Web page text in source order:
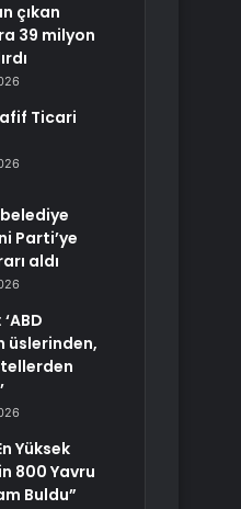
çıkan
39 milyon
Ticari
Parti’ye
aldı
üslerinden,
Yüksek
800 Yavru
Buldu”